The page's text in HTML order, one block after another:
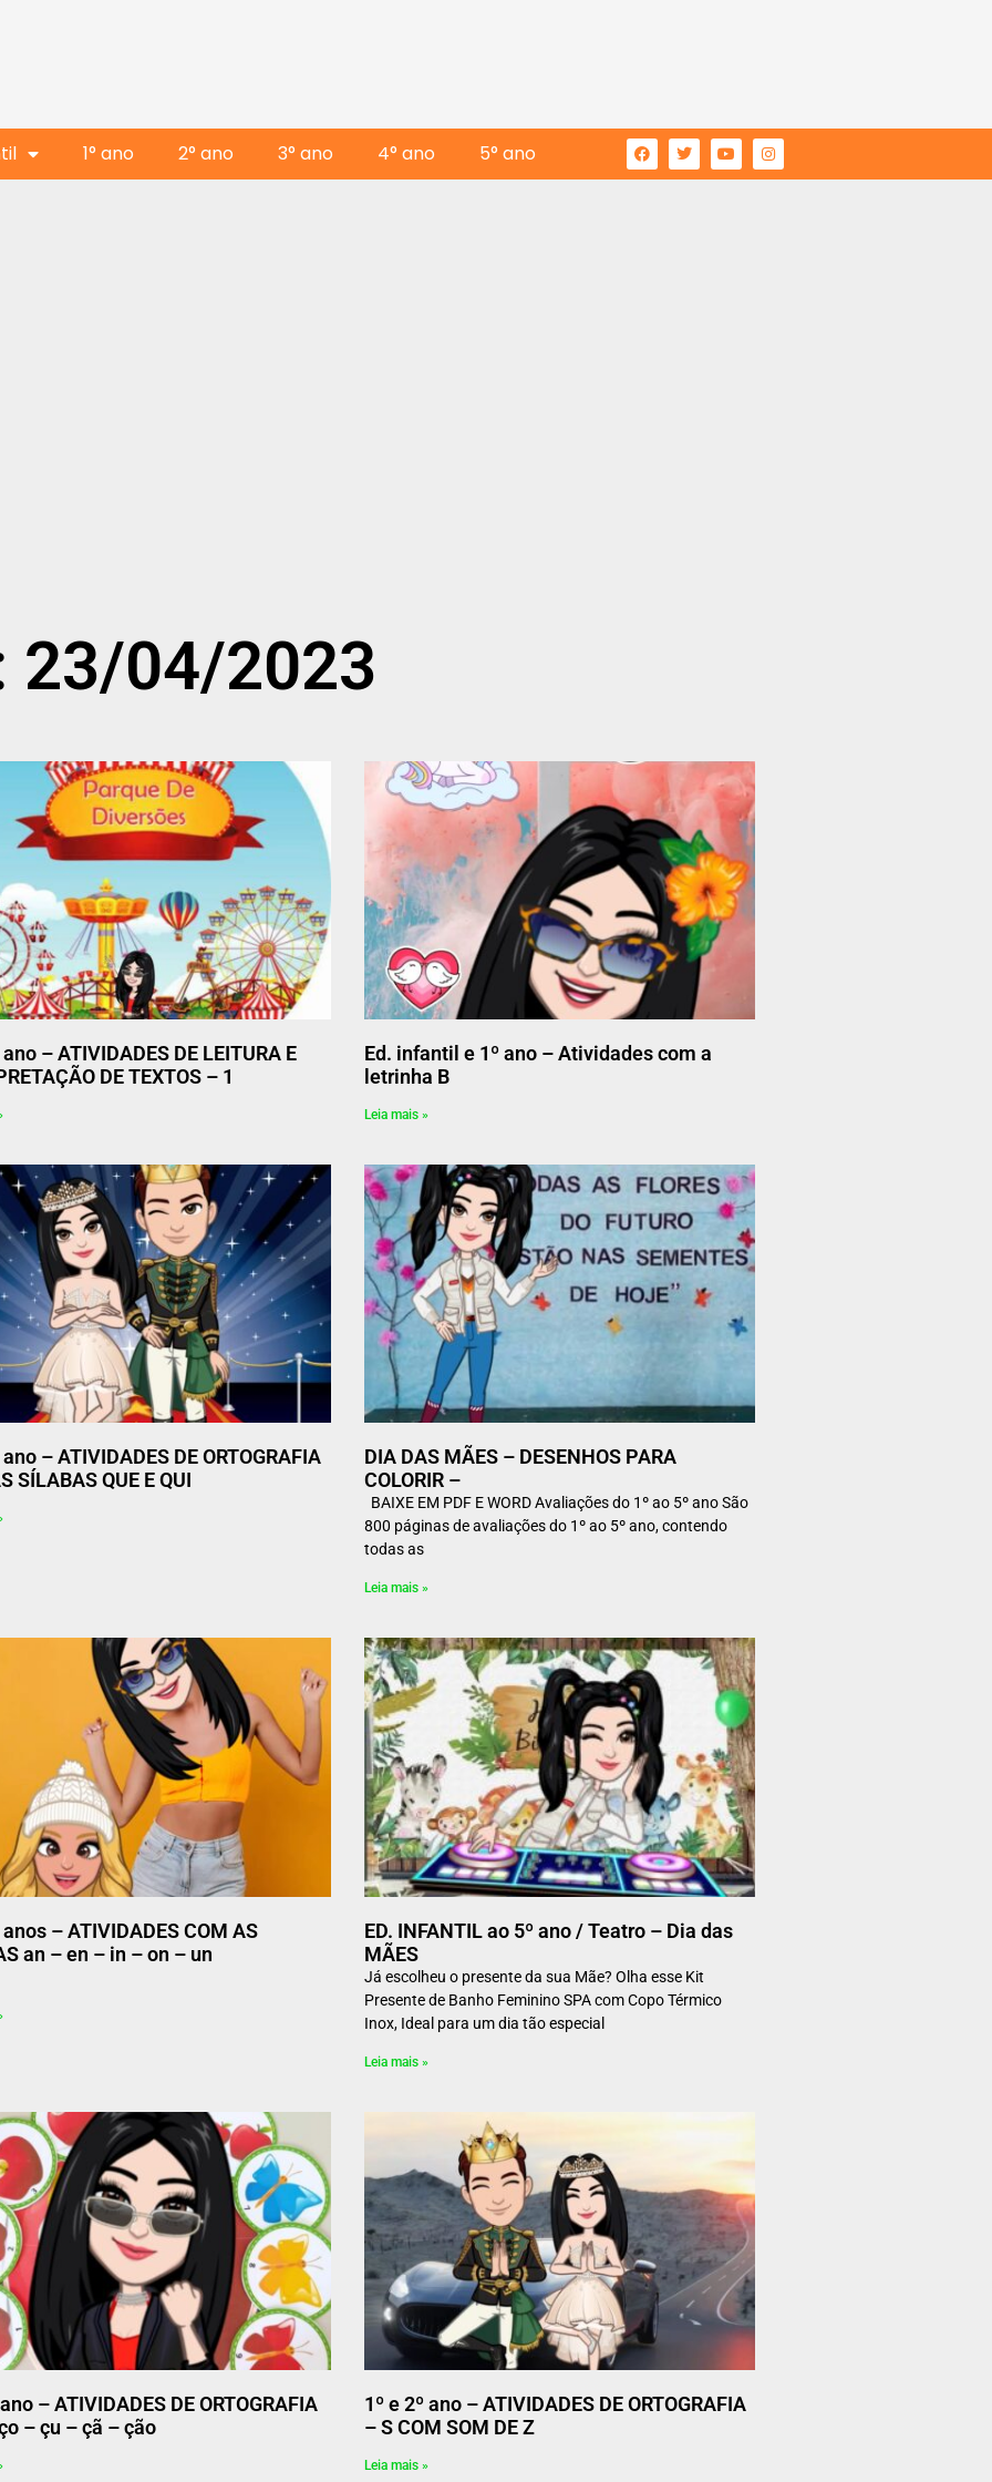
1° ano 2° ano 3° ano 4° ano 5° ano
23/04/2023
ano – ATIVIDADES DE LEITURA E
DE TEXTOS – 1
Ed. infantil e 1º ano – Atividades com a
letrinha B
Leia mais »
ano – ATIVIDADES DE ORTOGRAFIA
SÍLABAS QUE E QUI
DIA DAS MÃES – DESENHOS PARA
COLORIR –
BAIXE EM PDF E WORD Avaliações do 1º ao 5º ano São
800 páginas de avaliações do 1º ao 5º ano, contendo
todas as
Leia mais »
anos – ATIVIDADES COM AS
an – en – in – on – un
ED. INFANTIL ao 5º ano / Teatro – Dia das
MÃES
Já escolheu o presente da sua Mãe? Olha esse Kit
Presente de Banho Feminino SPA com Copo Térmico
Inox, Ideal para um dia tão especial
Leia mais »
– ATIVIDADES DE ORTOGRAFIA
– çu – çã – ção
1º e 2º ano – ATIVIDADES DE ORTOGRAFIA
– S COM SOM DE Z
Leia mais »